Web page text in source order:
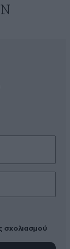
σχολιασμού